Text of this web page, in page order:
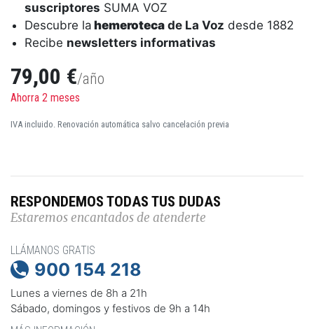
suscriptores SUMA VOZ
Descubre la hemeroteca de La Voz desde 1882
Recibe newsletters informativas
79,00 €/año
Ahorra 2 meses
IVA incluido. Renovación automática salvo cancelación previa
RESPONDEMOS TODAS TUS DUDAS
Estaremos encantados de atenderte
LLÁMANOS GRATIS
 900 154 218
Lunes a viernes de 8h a 21h
Sábado, domingos y festivos de 9h a 14h